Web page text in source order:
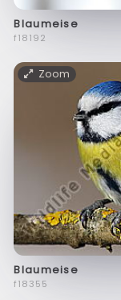
Blaumeise
f18192
Zoom
Blaumeise
f18355